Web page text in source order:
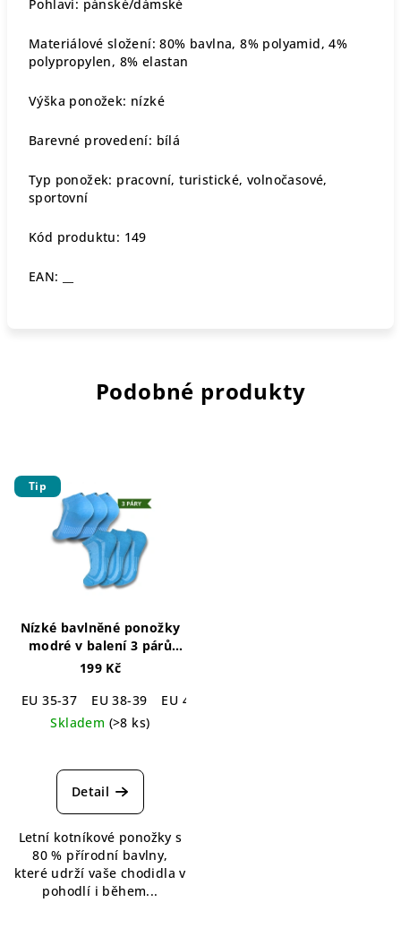
Pohlaví: pánské/dámské
Materiálové složení: 80% bavlna, 8% polyamid, 4%
polypropylen, 8% elastan
Výška ponožek: nízké
Barevné provedení: bílá
Typ ponožek: pracovní, turistické, volnočasové,
sportovní
Kód produktu: 149
EAN: __
Podobné produkty
Tip
Nízké bavlněné ponožky
modré v balení 3 párů
Beth Cotton Blue Socks 3-
199 Kč
EU 35-37
EU 38-39 EU 41-42
Skladem (>8 ks)
hodnocení
produktu
z
5
hvězdiček.
Detail
Letní kotníkové ponožky s
80 % přírodní bavlny,
které udrží vaše chodidla v
pohodlí i během...